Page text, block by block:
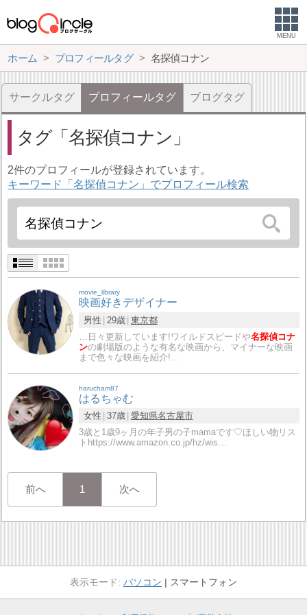
MENU
ホーム プロフィールタグ 名探偵コナン
サークルタグ プロフィールタグ ブログタグ
タグ 名探偵コナン
2件のプロフィールが登録されています。
キーワード「名探偵コナン」でプロフィール検索
movie_library
映画好きデザイナー
男性 29歳 東京都
…日々更新しています!ワイルドスピードや名探偵コナ
ンの劇場版のような有名な映画から、マイナーな映画
まで色々な映画を紹介!…
harucham87
はるちゃむ
女性 37歳 愛知県名古屋市
3歳と1歳9ヶ月の年子男の子mamaです♡ほしい物リス
トhttps://www.amazon.co.jp/hz/wis…
前へ 1 次へ
パソコン スマートフォン